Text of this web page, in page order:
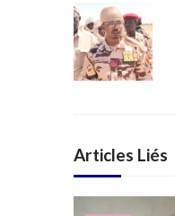
Articles Liés